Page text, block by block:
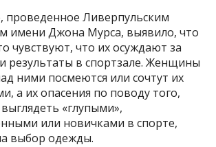
проведенное Ливерпульским
имени Джона Мурса, выявило, что
чувствуют, что их осуждают за
результаты в спортзале. Женщины
ними посмеются или сочтут их
а их опасения по поводу того,
«глупыми»,
или новичками в спорте,
выбор одежды.